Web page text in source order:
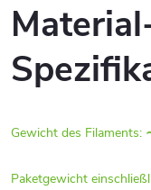
Gewicht des Filaments:
Paketgewicht